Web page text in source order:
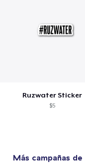
Ruzwater Sticker
$5
Más campañas de